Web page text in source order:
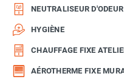
NEUTRALISEUR D'ODEUR
HYGIÈNE
CHAUFFAGE FIXE
AÉROTHERME FIXE